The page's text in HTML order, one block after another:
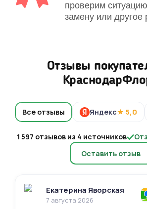
проверим
замену или другое
Отзывы
Все отзывы Яндекс★ 5,0
1 597 отзывов из 4 источников
Оставить отзыв
Екатерина Яворская
7 августа 2026